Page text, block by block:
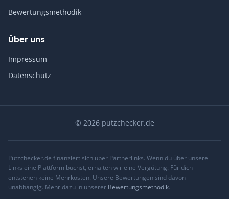
Bewertungsmethodik
Über uns
Impressum
Datenschutz
© 2026 putzchecker.de
Putzchecker.de finanziert sich über Partnerlinks. Wenn du über unsere
Links eine Plattform buchst, erhalten wir eine Vergütung. Für dich
entstehen keine Mehrkosten. Unsere Bewertungen sind davon
unabhängig. Mehr dazu in unserer Bewertungsmethodik.